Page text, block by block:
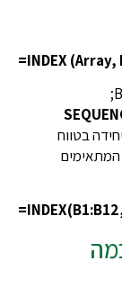
=INDEX
המתאימים